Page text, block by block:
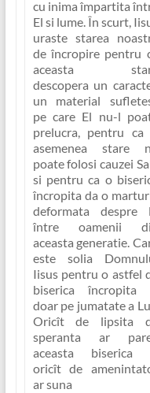
cu inima împartita
El si lume. În scurt,
uraste starea
de încropire pentru
aceasta
descopera un
un material
pe care El nu-l
prelucra, pentru ca
asemenea stare
poate folosi cauzei
si pentru ca o
încropita da o
deformata despre
între oamenii
aceasta generatie.
este solia
Iisus pentru o astfel
biserica încropita
doar pe jumatate a
Oricît de lipsita
speranta ar
aceasta biserica
oricît de
ar suna